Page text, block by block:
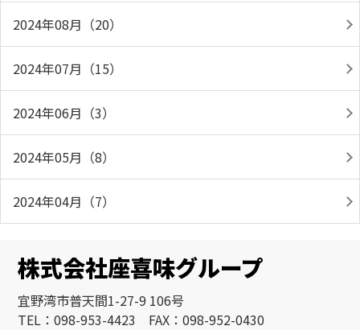
2024年08月（20）
2024年07月（15）
2024年06月（3）
2024年05月（8）
2024年04月（7）
株式会社座喜味グループ
宜野湾市普天間1-27-9 106号
TEL：098-953-4423 FAX：098-952-0430